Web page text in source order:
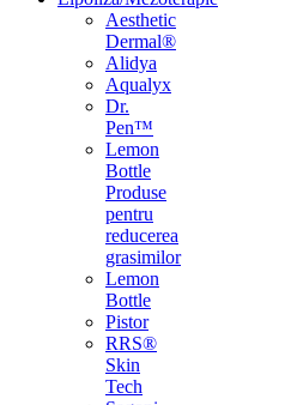
Aesthetic
Dermal®
Alidya
Aqualyx
Dr.
Pen™
Lemon
Bottle
Produse
pentru
reducerea
grasimilor
Lemon
Bottle
Pistor
RRS®
Skin
Tech